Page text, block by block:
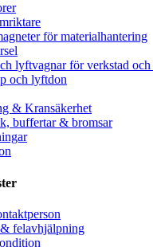
för materialhantering
lyftvagnar för verkstad
och lyftdon
& Kransäkerhet
buffertar & bromsar
felavhjälpning